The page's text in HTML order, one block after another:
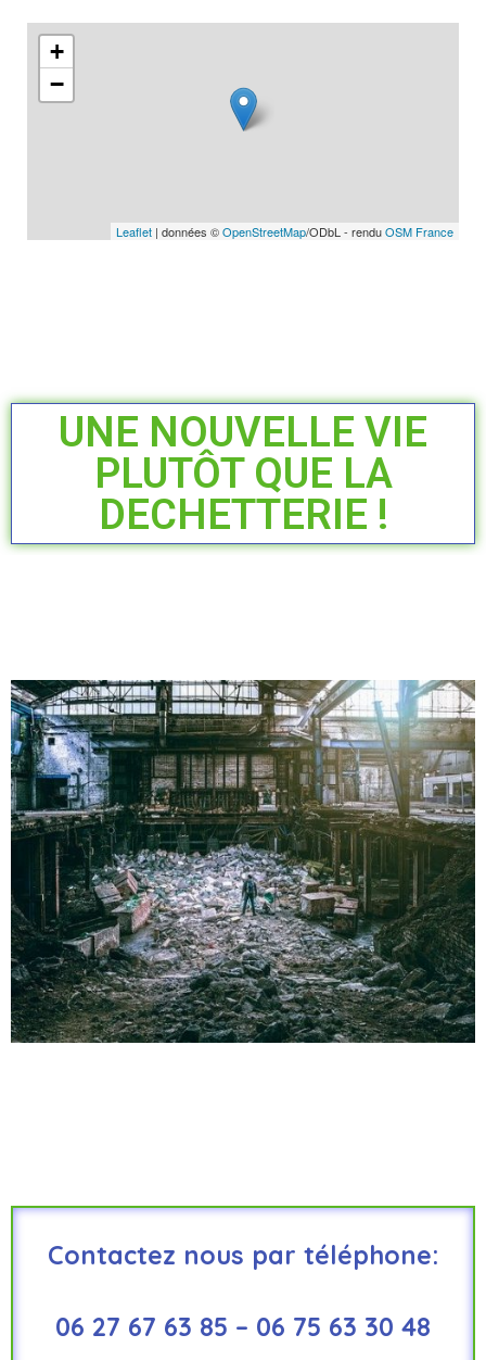
+
−
Leaflet | données ©OpenStreetMap/ODbL - renduOSM France
UNE NOUVELLE VIE
PLUTÔT QUE LA
DECHETTERIE !
Contactez nous par téléphone:
06 27 67 63 85 – 06 75 63 30 48